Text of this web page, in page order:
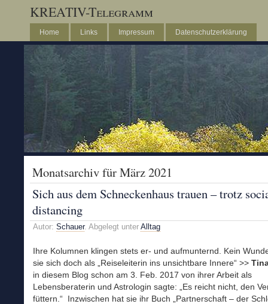
KREATIV-Telegramm
Home Links Impressum Datenschutzerklärung
Monatsarchiv für März 2021
Sich aus dem Schneckenhaus trauen – trotz
distancing
Autor: Schauer. Abgelegt unter Alltag
Ihre Kolumnen klingen stets er- und aufmunternd. Kein
sie sich doch als „Reiseleiterin ins unsichtbare Innere“ >>
in diesem Blog schon am 3. Feb. 2017 von ihrer Arbeit als
Lebensberaterin und Astrologin sagte: „Es reicht nicht, den
füttern.“ Inzwischen hat sie ihr Buch „Partnerschaft – der